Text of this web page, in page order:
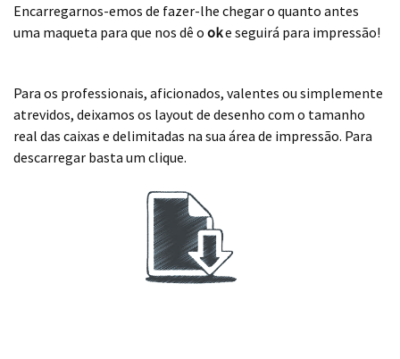
Encarregarnos-emos de fazer-lhe chegar o quanto antes
uma maqueta para que nos dê o oke seguirá para impressão!
Para os professionais, aficionados, valentes ou simplemente
atrevidos, deixamos os layout de desenho com o tamanho
real das caixas e delimitadas na sua área de impressão. Para
descarregar basta um clique.